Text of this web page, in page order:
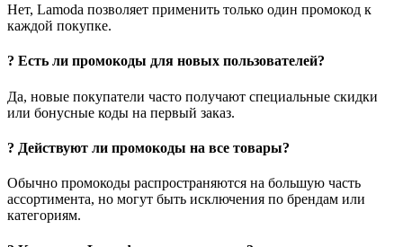
Нет, Lamoda позволяет применить только один промокод к
каждой покупке.
? Есть ли промокоды для новых пользователей?
Да, новые покупатели часто получают специальные скидки
или бонусные коды на первый заказ.
? Действуют ли промокоды на все товары?
Обычно промокоды распространяются на большую часть
ассортимента, но могут быть исключения по брендам или
категориям.